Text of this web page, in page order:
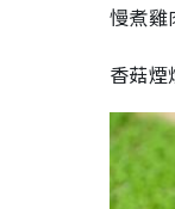
慢煮雞
香菇煙